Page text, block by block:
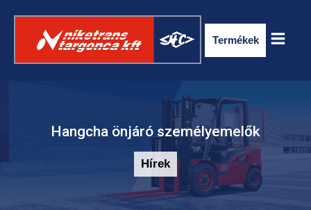
Termékek
Hangcha önjáró személyemelők
Hírek